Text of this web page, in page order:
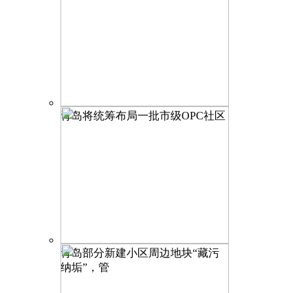
青岛将统筹布局一批市级OPC社区
青岛部分新建小区周边地块“藏污
纳垢”，管